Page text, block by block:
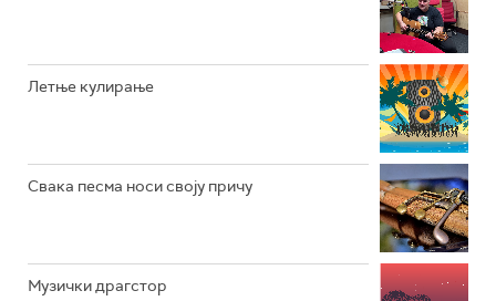
РАДИО ЏЕЗЕР
Летње кулирање
Свака песма носи своју причу
Музички драгстор